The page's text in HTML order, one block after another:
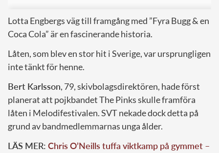
Lotta Engbergs väg till framgång med ”Fyra Bugg & en
Coca Cola” är en fascinerande historia.
Låten, som blev en stor hit i Sverige, var ursprungligen
inte tänkt för henne.
Bert Karlsson, 79, skivbolagsdirektören, hade först
planerat att pojkbandet The Pinks skulle framföra
låten i Melodifestivalen. SVT nekade dock detta på
grund av bandmedlemmarnas unga ålder.
LÄS MER: Chris O’Neills tuffa viktkamp på gymmet –